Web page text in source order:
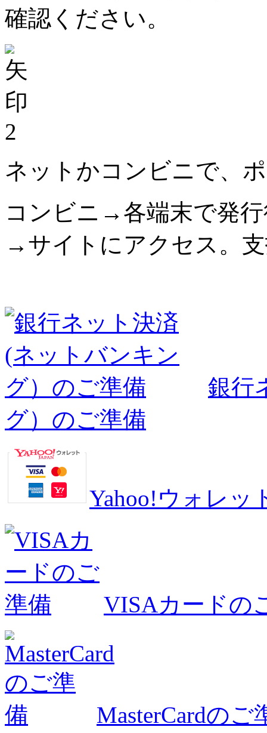
確認ください。
2
ネットかコンビニで、
コンビニ→各端末で発
→サイトにアクセス。
銀行
グ）のご準備
Yahoo!ウォレッ
VISAカードの
MasterCardのご